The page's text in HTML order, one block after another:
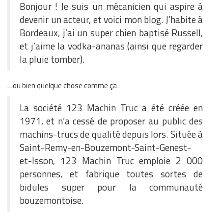
Bonjour ! Je suis un mécanicien qui aspire à
devenir un acteur, et voici mon blog. J’habite à
Bordeaux, j’ai un super chien baptisé Russell,
et j’aime la vodka-ananas (ainsi que regarder
la pluie tomber).
…ou bien quelque chose comme ça :
La société 123 Machin Truc a été créée en
1971, et n’a cessé de proposer au public des
machins-trucs de qualité depuis lors. Située à
Saint-Remy-en-Bouzemont-Saint-Genest-
et-Isson, 123 Machin Truc emploie 2 000
personnes, et fabrique toutes sortes de
bidules super pour la communauté
bouzemontoise.